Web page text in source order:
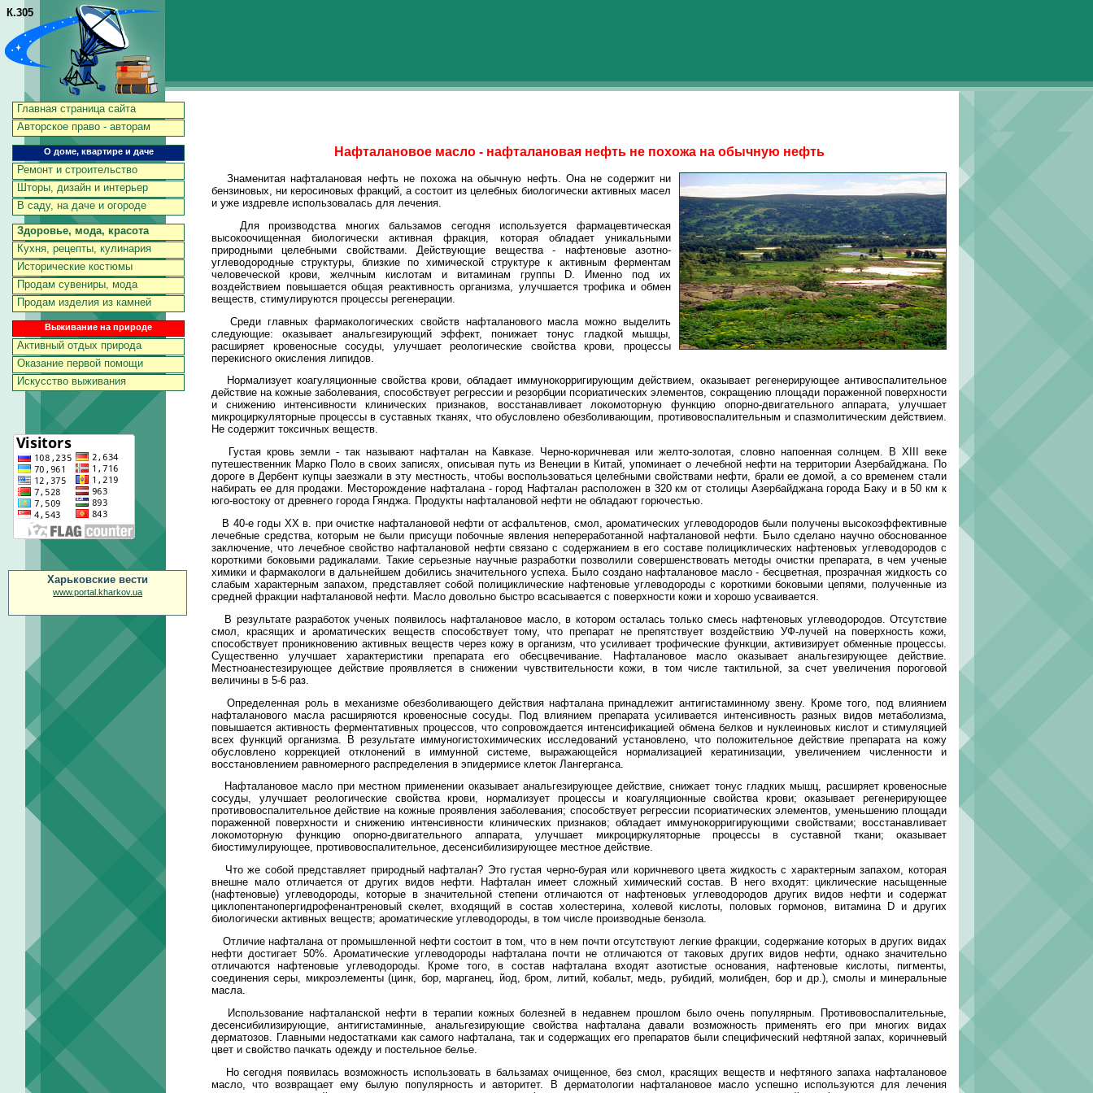
К.305
Главная страница сайта
Авторское право - авторам
О доме, квартире и даче
Ремонт и строительство
Шторы, дизайн и интерьер
В саду, на даче и огороде
Здоровье, мода, красота
Кухня, рецепты, кулинария
Исторические костюмы
Продам сувениры, мода
Продам изделия из камней
Выживание на природе
Активный отдых природа
Оказание первой помощи
Искусство выживания
Харьковские вести
www.portal.kharkov.ua
Нафталановое масло - нафталановая нефть не похожа на обычную нефть
Знаменитая нафталановая нефть не похожа на обычную нефть. Она не содержит ни
бензиновых, ни керосиновых фракций, а состоит из целебных биологически активных масел
и уже издревле использовалась для лечения.
Для производства многих бальзамов сегодня используется фармацевтическая
высокоочищенная биологически активная фракция, которая обладает уникальными
природными целебными свойствами. Действующие вещества - нафтеновые азотно-
углеводородные структуры, близкие по химической структуре к активным ферментам
человеческой крови, желчным кислотам и витаминам группы D. Именно под их
воздействием повышается общая реактивность организма, улучшается трофика и обмен
веществ, стимулируются процессы регенерации.
Среди главных фармакологических свойств нафталанового масла можно выделить
следующие: оказывает анальгезирующий эффект, понижает тонус гладкой мышцы,
расширяет кровеносные сосуды, улучшает реологические свойства крови, процессы
перекисного окисления липидов.
Нормализует коагуляционные свойства крови, обладает иммунокорригирующим действием, оказывает регенерирующее антивоспалительное
действие на кожные заболевания, способствует регрессии и резорбции псориатических элементов, сокращению площади пораженной поверхности
и снижению интенсивности клинических признаков, восстанавливает локомоторную функцию опорно-двигательного аппарата, улучшает
микроциркуляторные процессы в суставных тканях, что обусловлено обезболивающим, противовоспалительным и спазмолитическим действием.
Не содержит токсичных веществ.
Густая кровь земли - так называют нафталан на Кавказе. Черно-коричневая или желто-золотая, словно напоенная солнцем. В XIII веке
путешественник Марко Поло в своих записях, описывая путь из Венеции в Китай, упоминает о лечебной нефти на территории Азербайджана. По
дороге в Дербент купцы заезжали в эту местность, чтобы воспользоваться целебными свойствами нефти, брали ее домой, а со временем стали
набирать ее для продажи. Месторождение нафталана - город Нафталан расположен в 320 км от столицы Азербайджана города Баку и в 50 км к
юго-востоку от древнего города Гянджа. Продукты нафталановой нефти не обладают горючестью.
В 40-е годы XX в. при очистке нафталановой нефти от асфальтенов, смол, ароматических углеводородов были получены высокоэффективные
лечебные средства, которым не были присущи побочные явления непереработанной нафталановой нефти. Было сделано научно обоснованное
заключение, что лечебное свойство нафталановой нефти связано с содержанием в его составе полициклических нафтеновых углеводородов с
короткими боковыми радикалами. Такие серьезные научные разработки позволили совершенствовать методы очистки препарата, в чем ученые
химики и фармакологи в дальнейшем добились значительного успеха. Было создано нафталановое масло - бесцветная, прозрачная жидкость со
слабым характерным запахом, представляет собой полициклические нафтеновые углеводороды с короткими боковыми цепями, полученные из
средней фракции нафталановой нефти. Масло довольно быстро всасывается с поверхности кожи и хорошо усваивается.
В результате разработок ученых появилось нафталановое масло, в котором осталась только смесь нафтеновых углеводородов. Отсутствие
смол, красящих и ароматических веществ способствует тому, что препарат не препятствует воздействию УФ-лучей на поверхность кожи,
способствует проникновению активных веществ через кожу в организм, что усиливает трофические функции, активизирует обменные процессы.
Существенно улучшает характеристики препарата его обесцвечивание. Нафталановое масло оказывает анальгезирующее действие.
Местноанестезирующее действие проявляется в снижении чувствительности кожи, в том числе тактильной, за счет увеличения пороговой
величины в 5-6 раз.
Определенная роль в механизме обезболивающего действия нафталана принадлежит антигистаминному звену. Кроме того, под влиянием
нафталанового масла расширяются кровеносные сосуды. Под влиянием препарата усиливается интенсивность разных видов метаболизма,
повышается активность ферментативных процессов, что сопровождается интенсификацией обмена белков и нуклеиновых кислот и стимуляцией
всех функций организма. В результате иммуногистохимических исследований установлено, что положительное действие препарата на кожу
обусловлено коррекцией отклонений в иммунной системе, выражающейся нормализацией кератинизации, увеличением численности и
восстановлением равномерного распределения в эпидермисе клеток Лангерганса.
Нафталановое масло при местном применении оказывает анальгезирующее действие, снижает тонус гладких мышц, расширяет кровеносные
сосуды, улучшает реологические свойства крови, нормализует процессы и коагуляционные свойства крови; оказывает регенерирующее
противовоспалительное действие на кожные проявления заболевания; способствует регрессии псориатических элементов, уменьшению площади
пораженной поверхности и снижению интенсивности клинических признаков; обладает иммунокорригирующими свойствами; восстанавливает
локомоторную функцию опорно-двигательного аппарата, улучшает микроциркуляторные процессы в суставной ткани; оказывает
биостимулирующее, противовоспалительное, десенсибилизирующее местное действие.
Что же собой представляет природный нафталан? Это густая черно-бурая или коричневого цвета жидкость с характерным запахом, которая
внешне мало отличается от других видов нефти. Нафталан имеет сложный химический состав. В него входят: циклические насыщенные
(нафтеновые) углеводороды, которые в значительной степени отличаются от нафтеновых углеводородов других видов нефти и содержат
циклопентанопергидрофенантреновый скелет, входящий в состав холестерина, холевой кислоты, половых гормонов, витамина D и других
биологически активных веществ; ароматические углеводороды, в том числе производные бензола.
Отличие нафталана от промышленной нефти состоит в том, что в нем почти отсутствуют легкие фракции, содержание которых в других видах
нефти достигает 50%. Ароматические углеводороды нафталана почти не отличаются от таковых других видов нефти, однако значительно
отличаются нафтеновые углеводороды. Кроме того, в состав нафталана входят азотистые основания, нафтеновые кислоты, пигменты,
соединения серы, микроэлементы (цинк, бор, марганец, йод, бром, литий, кобальт, медь, рубидий, молибден, бор и др.), смолы и минеральные
масла.
Использование нафталанской нефти в терапии кожных болезней в недавнем прошлом было очень популярным. Противовоспалительные,
десенсибилизирующие, антигистаминные, анальгезирующие свойства нафталана давали возможность применять его при многих видах
дерматозов. Главными недостатками как самого нафталана, так и содержащих его препаратов были специфический нефтяной запах, коричневый
цвет и свойство пачкать одежду и постельное белье.
Но сегодня появилась возможность использовать в бальзамах очищенное, без смол, красящих веществ и нефтяного запаха нафталановое
масло, что возвращает ему былую популярность и авторитет. В дерматологии нафталановое масло успешно используются для лечения